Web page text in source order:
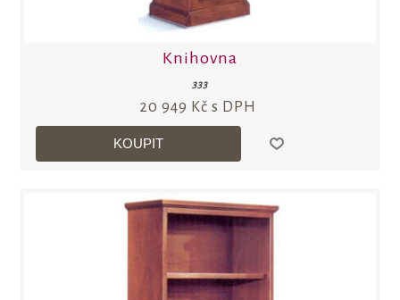
Knihovna
333
20 949 Kč s DPH